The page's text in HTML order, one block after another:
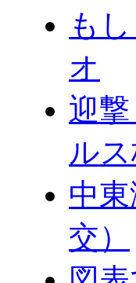
も
オ
迎
ル
中
交）